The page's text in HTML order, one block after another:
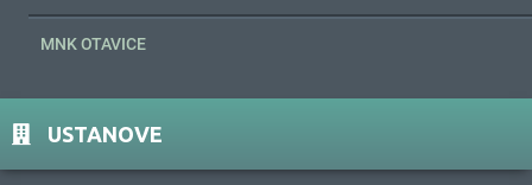
MNK OTAVICE
USTANOVE